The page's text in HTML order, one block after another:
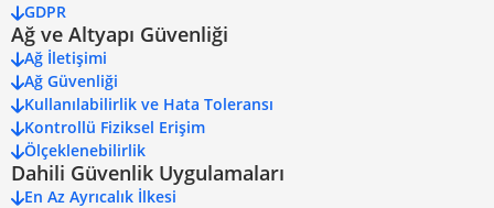
GDPR
Ağ ve Altyapı Güvenliği
Ağ İletişimi
Ağ Güvenliği
Kullanılabilirlik ve Hata Toleransı
Kontrollü Fiziksel Erişim
Ölçeklenebilirlik
Dahili Güvenlik Uygulamaları
En Az Ayrıcalık İlkesi